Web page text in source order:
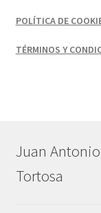
POLÍTICA DE
TÉRMINOS Y
Juan
Tortosa